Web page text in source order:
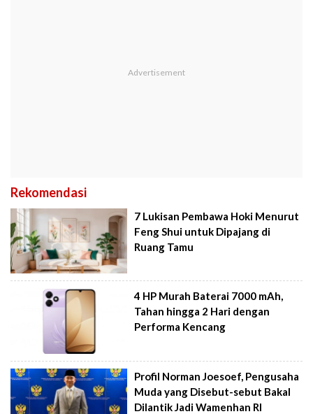
Rekomendasi
7 Lukisan Pembawa Hoki Menurut
Feng Shui untuk Dipajang di
Ruang Tamu
4 HP Murah Baterai 7000 mAh,
Tahan hingga 2 Hari dengan
Performa Kencang
Profil Norman Joesoef, Pengusaha
Muda yang Disebut-sebut Bakal
Dilantik Jadi Wamenhan RI